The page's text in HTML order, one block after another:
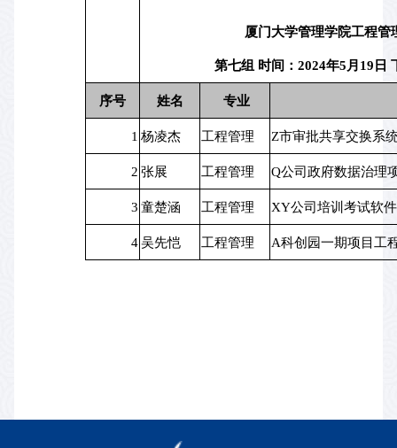
厦门大学管理学院工程管
第七组 时间：2024年5月19日
序号 姓名 专业
1 杨凌杰 工程管理 Z市审批共享交换系
2 张展 工程管理 Q公司政府数据治理
3 童楚涵 工程管理 XY公司培训考试软
4吴先恺 工程管理 A科创园一期项目工